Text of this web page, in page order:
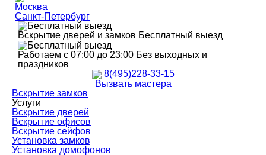
Москва
Санкт-Петербург
Вскрытие дверей и замков Бесплатный выезд
Работаем с 07:00 до 23:00 Без выходных и
праздников
8(495)228-33-15
Вызвать мастера
Вскрытие замков
Услуги
Вскрытие дверей
Вскрытие офисов
Вскрытие сейфов
Установка замков
Установка домофонов